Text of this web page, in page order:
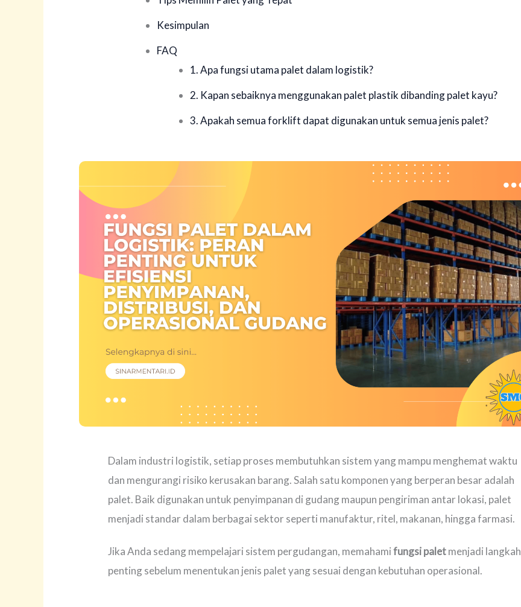
Kesimpulan
FAQ
1. Apa fungsi utama palet dalam logistik?
2. Kapan sebaiknya menggunakan palet plastik dibanding palet kayu?
3. Apakah semua forklift dapat digunakan untuk semua jenis palet?
Dalam industri logistik, setiap proses membutuhkan sistem yang mampu menghemat waktu
dan mengurangi risiko kerusakan barang. Salah satu komponen yang berperan besar adalah
palet. Baik digunakan untuk penyimpanan di gudang maupun pengiriman antar lokasi, palet
menjadi standar dalam berbagai sektor seperti manufaktur, ritel, makanan, hingga farmasi.
Jika Anda sedang mempelajari sistem pergudangan, memahamifungsi paletmenjadi langkah
penting sebelum menentukan jenis palet yang sesuai dengan kebutuhan operasional.